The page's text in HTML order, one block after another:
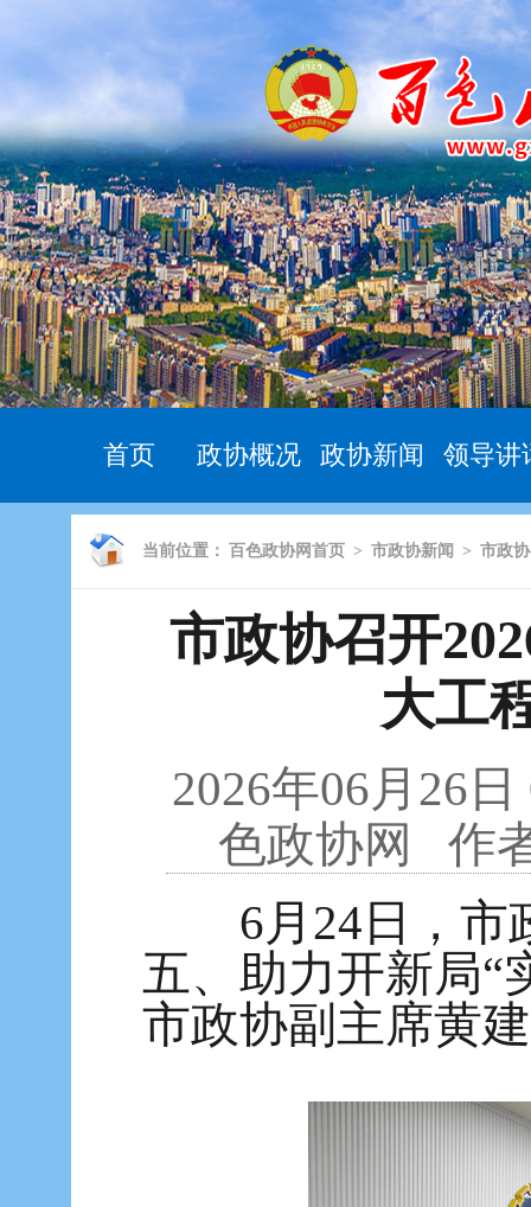
首页 政协概况 政协新闻 领导讲
当前位置： 百色政协网首页 > 市政协新闻 > 市政
市政协召开
大工
2026年06月26
色政协网
作
6月24日，市政
五、助力开新局“
市政协副主席黄